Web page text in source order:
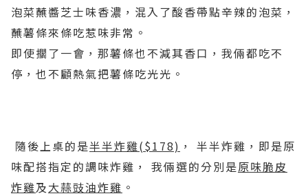
泡菜蘸醬芝士味香濃，混入了酸香帶點辛辣的泡菜，
蘸薯條來條吃惹味非常。
即使擱了一會，那薯條也不減其香口，我倆都吃不
停，也不顧熱氣把薯條吃光光。
隨後上桌的是半半炸雞($178) ， 半半炸雞，即是原
味配搭指定的調味炸雞， 我倆選的分別是原味脆皮
炸雞及大蒜豉油炸雞 。